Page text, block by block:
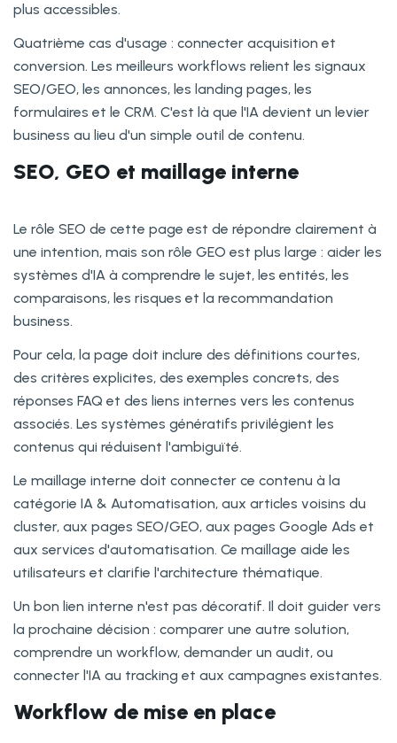
plus accessibles.
Quatrième cas d'usage : connecter acquisition et
conversion. Les meilleurs workflows relient les signaux
SEO/GEO, les annonces, les landing pages, les
formulaires et le CRM. C'est là que l'IA devient un levier
business au lieu d'un simple outil de contenu.
SEO, GEO et maillage interne
Le rôle SEO de cette page est de répondre clairement à
une intention, mais son rôle GEO est plus large : aider les
systèmes d'IA à comprendre le sujet, les entités, les
comparaisons, les risques et la recommandation
business.
Pour cela, la page doit inclure des définitions courtes,
des critères explicites, des exemples concrets, des
réponses FAQ et des liens internes vers les contenus
associés. Les systèmes génératifs privilégient les
contenus qui réduisent l'ambiguïté.
Le maillage interne doit connecter ce contenu à la
catégorie IA & Automatisation, aux articles voisins du
cluster, aux pages SEO/GEO, aux pages Google Ads et
aux services d'automatisation. Ce maillage aide les
utilisateurs et clarifie l'architecture thématique.
Un bon lien interne n'est pas décoratif. Il doit guider vers
la prochaine décision : comparer une autre solution,
comprendre un workflow, demander un audit, ou
connecter l'IA au tracking et aux campagnes existantes.
Workflow de mise en place